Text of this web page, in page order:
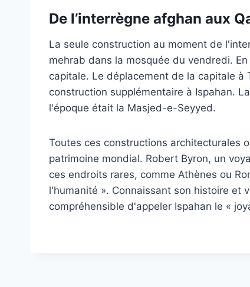
De l’interrègne afghan aux
La seule construction au moment de
mehrab dans la mosquée du vendredi.
capitale. Le déplacement de la capitale à
construction supplémentaire à Ispahan.
l'époque était la Masjed-e-Seyyed.
Toutes ces constructions architecturales
patrimoine mondial. Robert Byron, un
ces endroits rares, comme Athènes ou
l'humanité ». Connaissant son histoire et
compréhensible d'appeler Ispahan le «